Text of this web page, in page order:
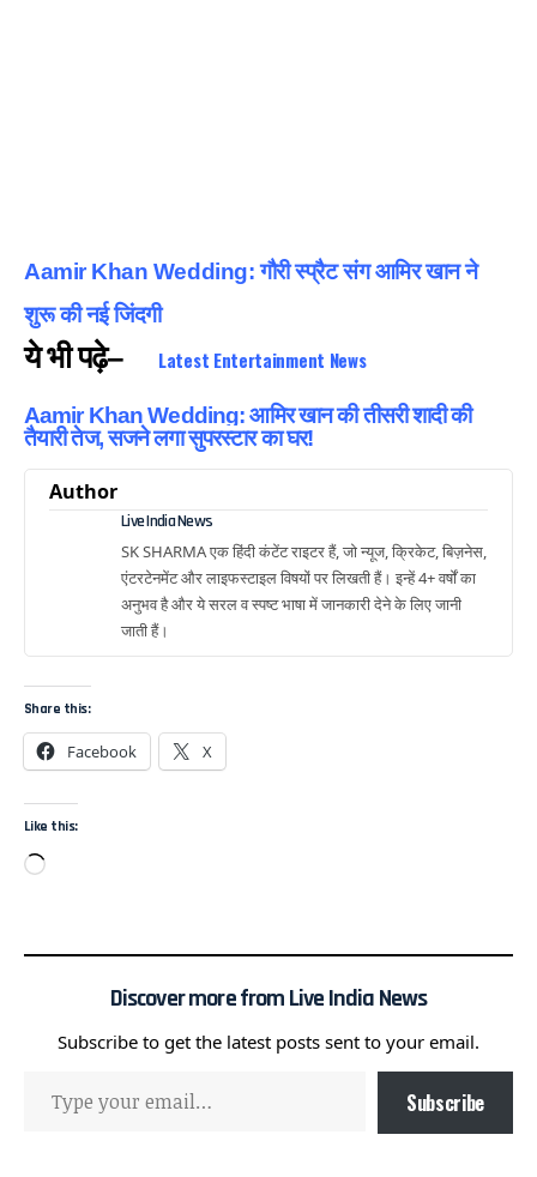
Aamir Khan Wedding: गौरी स्प्रैट संग आमिर खान ने
शुरू की नई जिंदगी
ये भी पढ़े– Latest Entertainment News
Aamir Khan Wedding: आमिर खान की तीसरी शादी की
तैयारी तेज, सजने लगा सुपरस्टार का घर!
Author
Live India News
SK SHARMA एक हिंदी कंटेंट राइटर हैं, जो न्यूज, क्रिकेट, बिज़नेस,
एंटरटेनमेंट और लाइफस्टाइल विषयों पर लिखती हैं। इन्हें 4+ वर्षों का
अनुभव है और ये सरल व स्पष्ट भाषा में जानकारी देने के लिए जानी
जाती हैं।
Share this:
Facebook X
Like this:
Discover more from Live India News
Subscribe to get the latest posts sent to your email.
Subscribe